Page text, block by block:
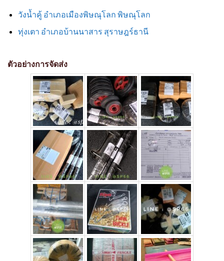
วังน้ำคู้ อำเภอเมืองพิษณุโลก พิษณุโลก
ทุ่งเตา อำเภอบ้านนาสาร สุราษฎร์ธานี
ตัวอย่างการจัดส่ง